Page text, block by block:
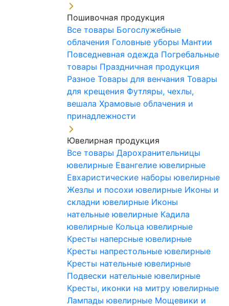
Пошивочная продукция
Все товары Богослужебные
облачения Головные уборы Мантии
Повседневная одежда Погребальные
товары Праздничная продукция
Разное Товары для венчания Товары
для крещения Футляры, чехлы,
вешала Храмовые облачения и
принадлежности
Ювелирная продукция
Все товары Дарохранительницы
ювелирные Евангелие ювелирные
Евхаристические наборы ювелирные
Жезлы и посохи ювелирные Иконы и
складни ювелирные Иконы
нательные ювелирные Кадила
ювелирные Кольца ювелирные
Кресты наперсные ювелирные
Кресты напрестольные ювелирные
Кресты нательные ювелирные
Подвески нательные ювелирные
Кресты, иконки на митру ювелирные
Лампады ювелирные Мощевики и